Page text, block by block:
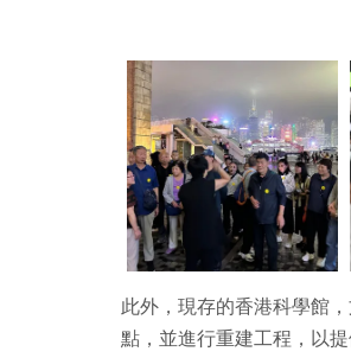
此外，現存的香港科學館
點，並進行重建工程，以